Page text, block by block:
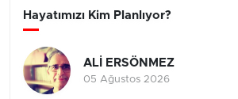
Hayatımızı Kim Planlıyor?
ALİ ERSÖNMEZ
05 Ağustos 2026